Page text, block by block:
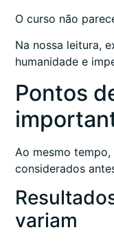
O curso não
Na nossa leitura,
humanidade e
Pontos
Ao mesmo
considerados
variam